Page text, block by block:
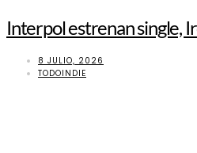
Interpol estrenan single,
8 JULIO, 2026
TODOINDIE